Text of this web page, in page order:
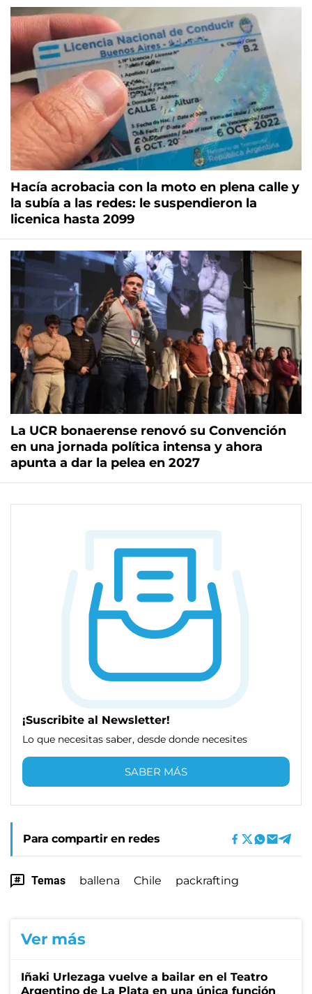
Hacía acrobacia con la moto en plena calle y
la subía a las redes: le suspendieron la
licenica hasta 2099
La UCR bonaerense renovó su Convención
en una jornada política intensa y ahora
apunta a dar la pelea en 2027
¡Suscribite al Newsletter!
Lo que necesitas saber, desde donde necesites
SABER MÁS
Para compartir en redes
Temas ballena Chile packrafting
Ver más
Iñaki Urlezaga vuelve a bailar en el Teatro
Argentino de La Plata en una única función